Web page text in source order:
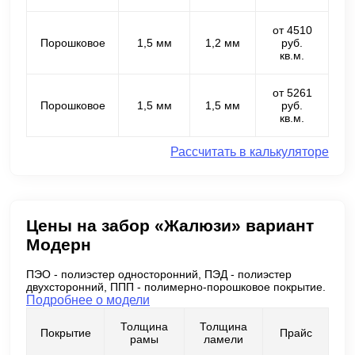
Порошковое 1,5 мм 1,2 мм
от 4510
руб.
кв.м.
Порошковое 1,5 мм 1,5 мм
от 5261
руб.
кв.м.
Рассчитать в калькуляторе
Цены на забор «Жалюзи» вариант
Модерн
ПЭО - полиэстер односторонний, ПЭД - полиэстер
двухсторонний, ППП - полимерно-порошковое покрытие.
Подробнее о модели
Покрытие
Толщина
рамы
Толщина
ламели
Прайс